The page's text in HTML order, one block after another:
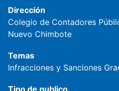
Dirección
Colegio de Contadores
Nuevo Chimbote
Temas
Infracciones y Sanciones